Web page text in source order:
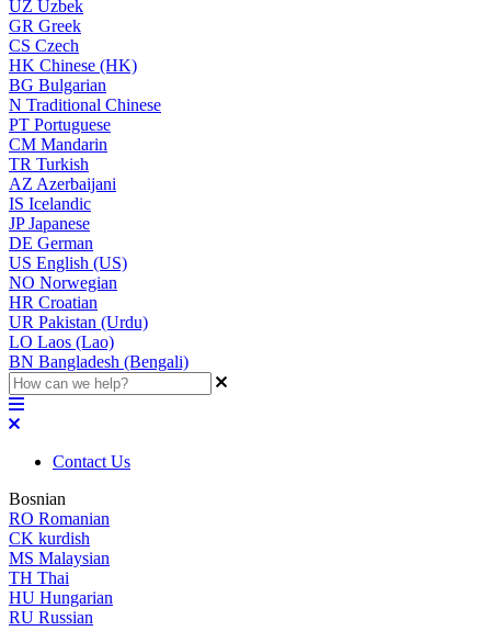
UZ Uzbek
GR Greek
CS Czech
HK Chinese (HK)
BG Bulgarian
N Traditional Chinese
PT Portuguese
CM Mandarin
TR Turkish
AZ Azerbaijani
IS Icelandic
JPJapanese
DE German
US English (US)
NO Norwegian
HR Croatian
UR Pakistan (Urdu)
LO Laos (Lao)
BN Bangladesh (Bengali)
Contact Us
Bosnian
RO Romanian
CK kurdish
MS Malaysian
TH Thai
HU Hungarian
RU Russian